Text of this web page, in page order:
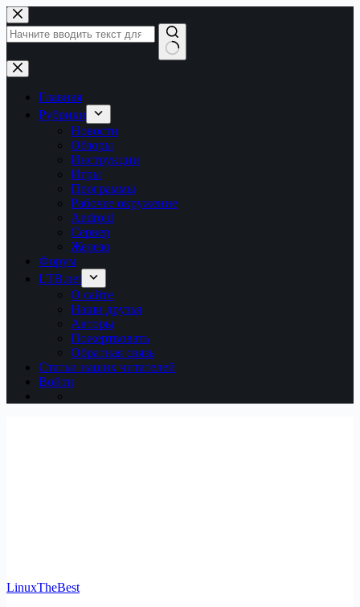
Перейти
к
сути
Ничего
не
найденоГлавная
Рубрики
Новости
Обзоры
Инструкции
Игры
Программы
Рабочее окружение
Android
Сервер
Железо
Форум
LTB.net
О сайте
Наши друзья
Авторы
Пожертвовать
Обратная связь
Статьи наших читателей
Войти
LinuxTheBest